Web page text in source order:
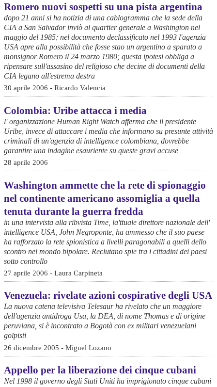
Romero nuovi sospetti su una pista argentina
dopo 21 anni si ha notizia di una cablogramma che la sede della
CIA a San Salvador inviò al quartier generale a Washington nel
maggio del 1985; nel documento declassificato nel 1993 l'agenzia
USA apre alla possibilità che fosse stao un argentino a sparato a
monsignor Romero il 24 marzo 1980; questa ipotesi obbliga a
ripensare sull'assasino del religioso che decine di documenti della
CIA legano all'estrema destra
30 aprile 2006 - Ricardo Valencia
Colombia: Uribe attacca i media
l' organizzazione Human Right Watch afferma che il presidente
Uribe, invece di attaccare i media che informano su presunte attività
criminali di un'agenzia di intelligence colombiana, dovrebbe
garantire una indagine esauriente su queste gravi accuse
28 aprile 2006
Washington ammette che la rete di spionaggio
nel continente americano assomiglia a quella
tenuta durante la guerra fredda
in una intervista alla ribvista Time, la'ttuale direttore nazionale dell'
intelligence USA, John Negroponte, ha ammesso che il suo paese
ha rafforzato la rete spionistica a livelli paragonabili a quelli dello
scontro nel mondo bipolare. Reclutano spie tra i cittadini dei paesi
sotto controllo
27 aprile 2006 - Laura Carpineta
Venezuela: rivelate azioni cospirative degli USA
La nuova catena televisiva Telesaur ha rivelato che un maggiore
dell'agenzia antidroga Usa, la DEA, di nome Thomas e di origine
peruviana, si è incontrato a Bogotà con ex militari venezuelani
golpisti
26 dicembre 2005 - Miguel Lozano
Appello per la liberazione dei cinque cubani
Nel 1998 il governo degli Stati Uniti ha imprigionato cinque cubani